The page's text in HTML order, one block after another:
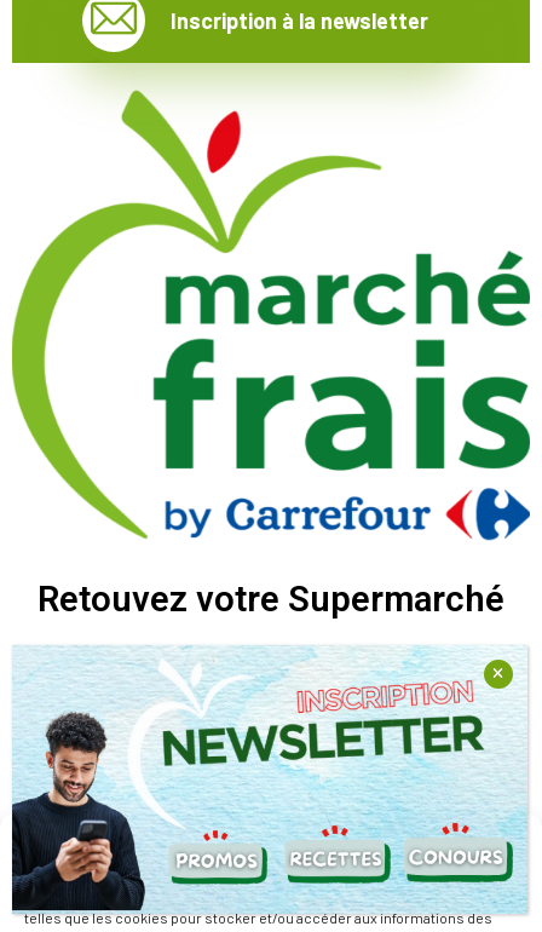
Gérer le consentement
Pour offrir les meilleures expériences, nous utilisons des technologies
telles que les cookies pour stocker et/ou accéder aux informations des
Inscription à la newsletter
Retouvez votre Supermarché
Retrouvez nous sur nos réseaux sociaux
Nous travaillons avec la passion de relever des défis pour vous
offrir la possibilité de mieux manger tout en dépensant moins.